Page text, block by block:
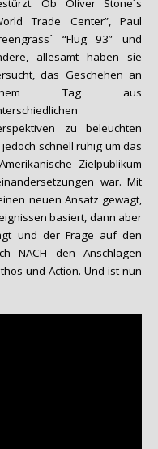
Ob Oliver Stone´s
Trade Center”, Paul
“Flug 93” und
allesamt haben sie
das Geschehen an
Tag aus
zu beleuchten
schnell ruhig um das
Zielpublikum
war. Mit
neuen Ansatz gewagt,
basiert, dann aber
und der Frage auf den
NACH den Anschlägen
und Action. Und ist nun